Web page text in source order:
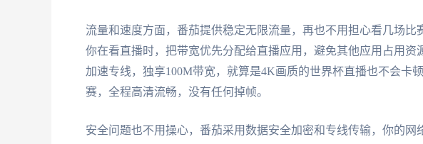
流量和速度方面，番茄提供稳定无限流量，再也不用担心看几场比
你在看直播时，把带宽优先分配给直播应用，避免其他应用占用
加速专线，独享100M带宽，就算是4K画质的世界杯直播也不会卡
赛，全程高清流畅，没有任何掉帧。
安全问题也不用操心，番茄采用数据安全加密和专线传输，你的